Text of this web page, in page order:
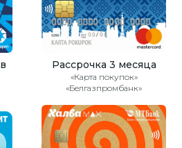
Рассрочка 3 месяца
«Карта покупок»
«Белгазпромбанк»